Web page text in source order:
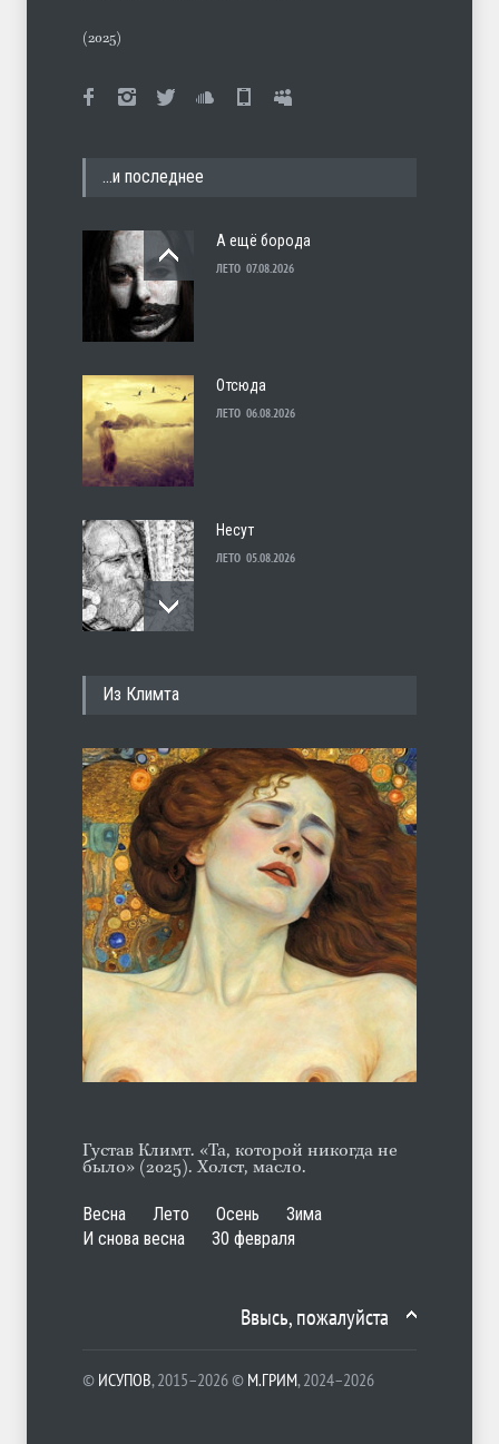
(2025)
…и последнее
А ещё борода
ЛЕТО 07.08.2026
Отсюда
ЛЕТО 06.08.2026
Несут
ЛЕТО 05.08.2026
С теплотой
ЛЕТО 03.08.2026
Гауптштурмфюрер Бегер
ЛЕТО 10.08.2026
Из Климта
Густав Климт. «Та, которой никогда не
было» (2025). Холст, масло.
Весна Лето Осень
Зима
И снова весна
30 февраля
Ввысь, пожалуйста
© ИСУПОВ, 2015–2026 © М.ГРИМ, 2024–2026